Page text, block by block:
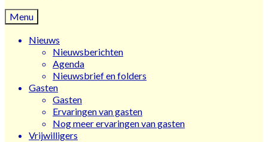
Menu
Nieuws
Nieuwsberichten
Agenda
Nieuwsbrief en folders
Gasten
Gasten
Ervaringen van gasten
Nog meer ervaringen van gasten
Vrijwilligers